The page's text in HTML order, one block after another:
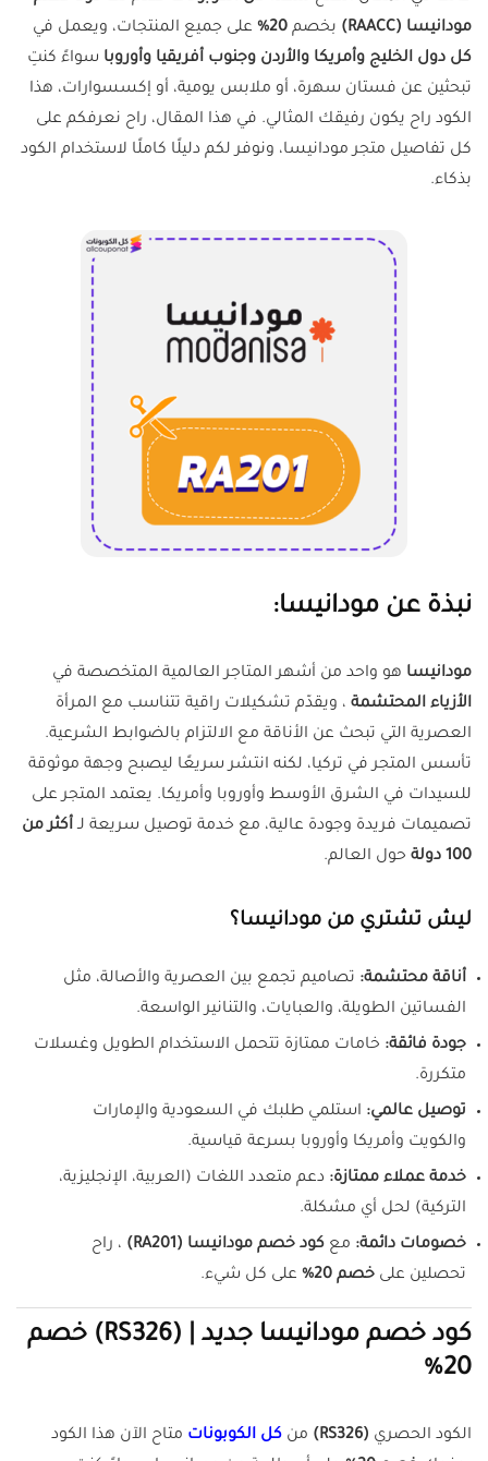
مودانيسا (RAACC)
بخصم 20%
على جميع المنتجات، ويعمل في
كل دول الخليج وأمريكا والأردن وجنوب أفريقيا وأوروبا سواءً كنتِ
تبحثين عن فستان سهرة، أو ملابس يومية، أو إكسسوارات، هذا
الكود راح يكون رفيقك المثالي. في هذا المقال، راح نعرفكم على
كل تفاصيل متجر مودانيسا، ونوفر لكم دليلًا كاملًا لاستخدام الكود
بذكاء.
نبذة عن مودانيسا:
مودانيسا هو واحد من أشهر المتاجر العالمية المتخصصة في
الأزياء المحتشمة ، ويقدّم تشكيلات راقية تتناسب مع المرأة
العصرية التي تبحث عن الأناقة مع الالتزام بالضوابط الشرعية.
تأسس المتجر في تركيا، لكنه انتشر سريعًا ليصبح وجهة موثوقة
للسيدات في الشرق الأوسط وأوروبا وأمريكا. يعتمد المتجر على
تصميمات فريدة وجودة عالية، مع خدمة توصيل سريعة لـأكثر من
100 دولة
حول العالم.
ليش تشتري من مودانيسا؟
أناقة محتشمة: تصاميم تجمع بين العصرية والأصالة، مثل
الفساتين الطويلة، والعبايات، والتنانير الواسعة.
جودة فائقة: خامات ممتازة تتحمل الاستخدام الطويل وغسلات
متكررة.
توصيل عالمي: استلمي طلبك في السعودية والإمارات
والكويت وأمريكا وأوروبا بسرعة قياسية.
خدمة عملاء ممتازة: دعم متعدد اللغات (العربية، الإنجليزية،
التركية) لحل أي مشكلة.
خصومات دائمة: مع كود خصم مودانيسا (RA201)
، راح
تحصلين على خصم 20% على كل شيء.
كود خصم مودانيسا جديد | (RS326) خصم
20%
الكود الحصري (RS326) من كل الكوبونات متاح الآن هذا الكود